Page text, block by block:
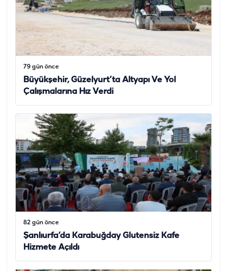
79 gün önce
Büyükşehir, Güzelyurt’ta Altyapı Ve Yol
Çalışmalarına Hız Verdi
82 gün önce
Şanlıurfa’da Karabuğday Glutensiz Kafe
Hizmete Açıldı